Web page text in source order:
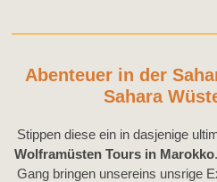
Abenteuer in der
Sahara
Stippen diese ein in dasjenige
Wolframüsten Tours in Marokko
Gang bringen unsereins unsrige